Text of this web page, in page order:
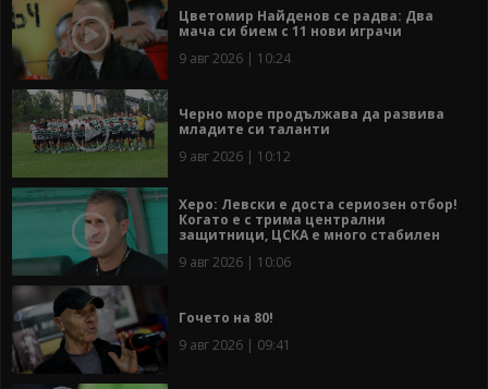
Цветомир Найденов се радва: Два
мача си бием с 11 нови играчи
9 авг 2026 | 10:24
Черно море продължава да развива
младите си таланти
9 авг 2026 | 10:12
Херо: Левски е доста сериозен отбор!
Когато е с трима централни
защитници, ЦСКА е много стабилен
9 авг 2026 | 10:06
Гочето на 80!
9 авг 2026 | 09:41